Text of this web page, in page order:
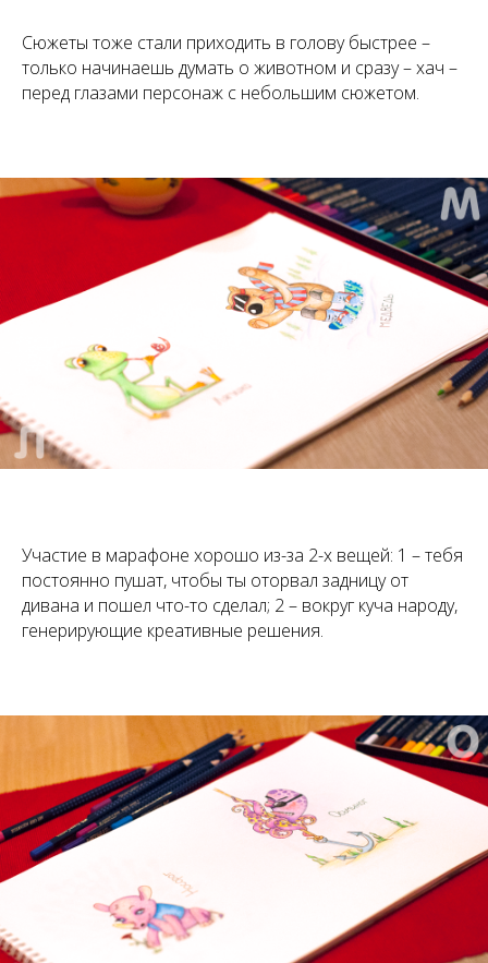
Сюжеты тоже стали приходить в голову быстрее –
только начинаешь думать о животном и сразу – хач –
перед глазами персонаж с небольшим сюжетом.
Участие в марафоне хорошо из-за 2-х вещей: 1 – тебя
постоянно пушат, чтобы ты оторвал задницу от
дивана и пошел что-то сделал; 2 – вокруг куча народу,
генерирующие креативные решения.